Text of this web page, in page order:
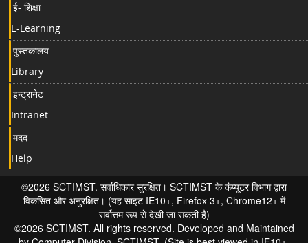
ई- शिक्षा
E-Learning
पुस्तकालय
Library
इन्ट्रानेट
Intranet
मदद
Help
©2026 SCTIMST. सर्वाधिकार सुरक्षित। SCTIMST के कंप्यूटर विभाग द्वारा
विकसित और अनुरक्षित। (यह साइट IE10+, Firefox 3+, Chrome12+ में
सर्वोत्तम रूप से देखी जा सकती है)
©2026 SCTIMST. All rights reserved. Developed and Maintained